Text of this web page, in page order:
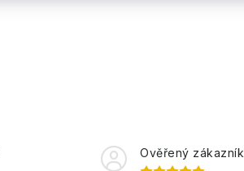
Ověřený zákazník